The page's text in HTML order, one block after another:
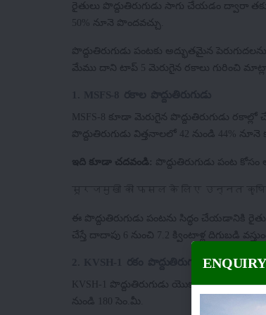
రైతులు పొద్దుతిరుగుడు సాగు చేయడం ద్వారా
50% నూనె పొందవచ్చు.
పొద్దుతిరుగుడు పంటకు అద్భుతమైన
మేము దాని టాప్ 5 మెరుగైన రకాలు గురించి
MSFS-8 కూడా మెరుగైన పొద్దుతిరుగుడు
పొద్దుతిరుగుడు విత్తనాలలో 42 నుండి 44%
ఇది కూడా చదవండి: పొద్దుతిరుగుడు పంట
सूरजमुखी की फसल के लिए उन्नत कृषि
ఈ పొద్దుతిరుగుడు పంటను సిద్ధం చేయడానికి
చేస్తే దాదాపు 6 నుంచి 7.2 క్వింటాళ్ల దిగుబడి
2. KVSH-1 రకం పొద్దుతిరుగుడు
KVSH-1 పొద్దుతిరుగుడు యొక్క మెరుగైన
నుండి 180 సెం.మీ.